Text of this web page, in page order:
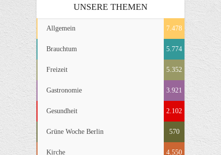
UNSERE THEMEN
Allgemein 7.478
Brauchtum 5.774
Freizeit 5.352
Gastronomie 3.921
Gesundheit 2.102
Grüne Woche Berlin 570
Kirche 4.550